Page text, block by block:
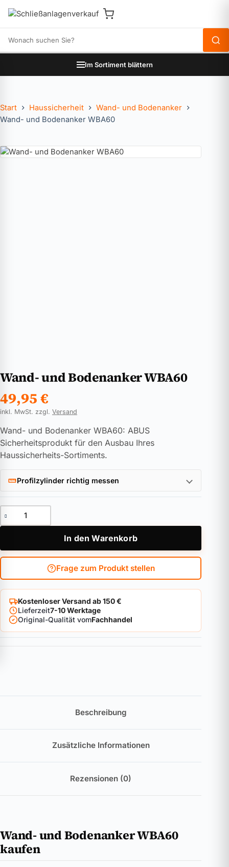
Im Sortiment blättern
Start Haussicherheit
Wand- und Bodenanker
Wand- und Bodenanker WBA60
Wand- und Bodenanker WBA60
49,95€
inkl. MwSt. zzgl. Versand
Wand- und Bodenanker WBA60: ABUS
Sicherheitsprodukt für den Ausbau Ihres
Haussicherheits-Sortiments.
Profilzylinder richtig messen
Wand- und Bodenanker WBA60 Menge
In den Warenkorb
Frage zum Produkt stellen
Kostenloser Versand ab 150 €
Lieferzeit7-10 Werktage
Original-Qualität vomFachhandel
Beschreibung
Zusätzliche Informationen
Rezensionen (0)
Wand- und Bodenanker WBA60
kaufen